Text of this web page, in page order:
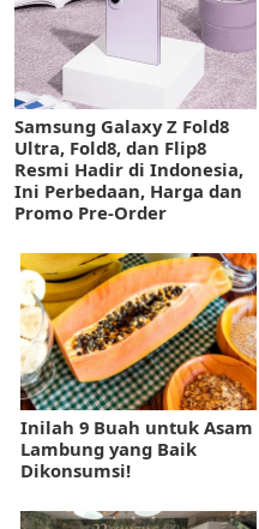
Samsung Galaxy Z Fold8
Ultra, Fold8, dan Flip8
Resmi Hadir di Indonesia,
Ini Perbedaan, Harga dan
Promo Pre-Order
Inilah 9 Buah untuk Asam
Lambung yang Baik
Dikonsumsi!